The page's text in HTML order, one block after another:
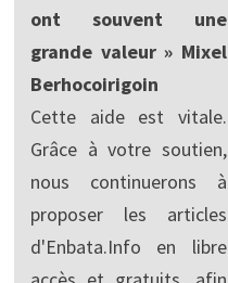
ont souvent une
grande valeur » Mixel
Berhocoirigoin
Cette aide est vitale.
Grâce à votre soutien,
nous continuerons à
proposer les articles
d'Enbata.Info en libre